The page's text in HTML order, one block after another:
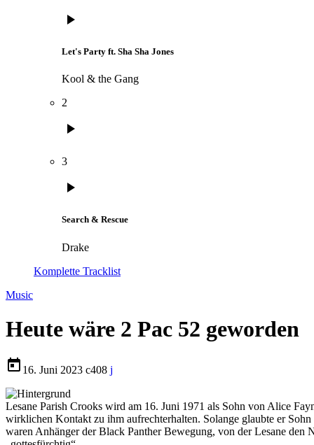
play_arrow
Let's Party ft. Sha Sha Jones
Kool & the Gang
2
play_arrow
3
play_arrow
Search & Rescue
Drake
Komplette Tracklist
Music
Heute wäre 2 Pac 52 geworden
today 16. Juni 2023 408
Lesane Parish Crooks wird am 16. Juni 1971 als Sohn von Alice
wirklichen Kontakt zu ihm aufrechterhalten. Solange glaubte er
waren Anhänger der Black Panther Bewegung, von der Lesane den